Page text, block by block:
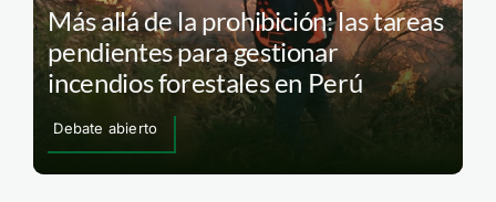
Más allá de la prohibición: las tareas
pendientes para gestionar
incendios forestales en Perú
Debate abierto